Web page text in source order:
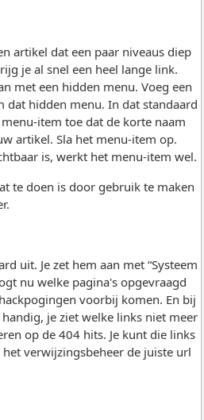
artikel dat een paar niveaus diep
je al snel een heel lange link.
met een hidden menu. Voeg een
dat hidden menu. In dat standaard
item toe dat de korte naam
artikel. Sla het menu-item op.
is, werkt het menu-item wel.
te doen is door gebruik te maken
uit. Je zet hem aan met “Systeem
nu welke pagina's opgevraagd
voorbij komen. En bij
je ziet welke links niet meer
op de 404 hits. Je kunt die links
verwijzingsbeheer de juiste url